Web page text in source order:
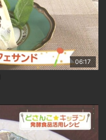
06:17